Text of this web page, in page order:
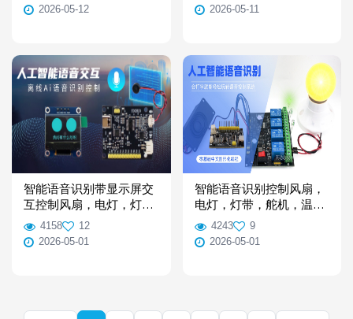
2026-05-12
2026-05-11
智能语音识别带显示屏交
互控制风扇，电灯，灯
带，舵机，温湿度传感器
使用资料
4158
12
2026-05-01
智能语音识别控制风扇，
电灯，灯带，舵机，温湿
度传感器图形化编程
4243
9
2026-05-01